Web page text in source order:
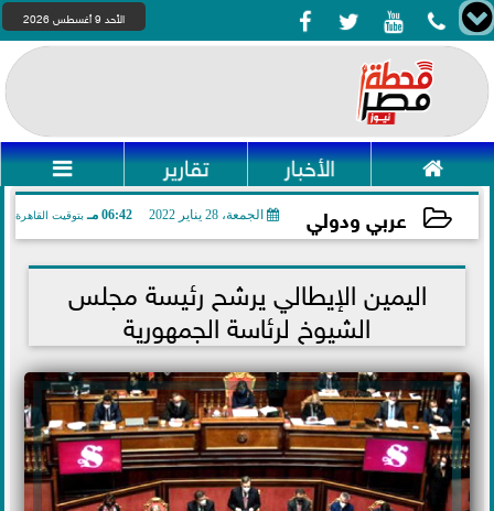
    الأحد 9 أغسطس 2026
 الأخبار تقارير 
عربي ودولي الجمعة، 28 يناير 2022 06:42 مـ بتوقيت القاهرة
2022-01-28 18:42:15اليمين الإيطالي يرشح رئيسة مجلس
الشيوخ لرئاسة الجمهورية